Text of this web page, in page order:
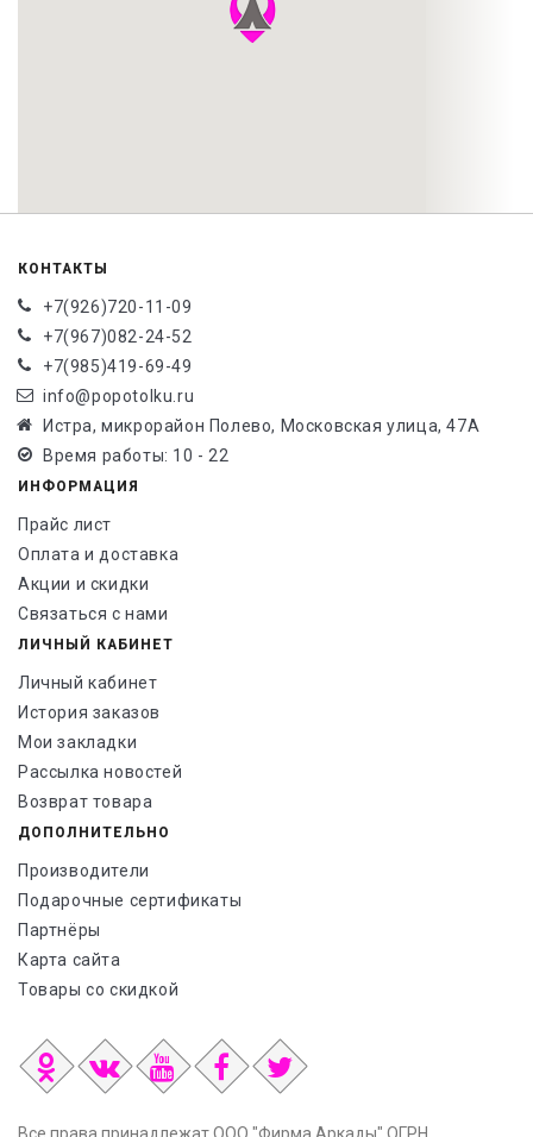
КОНТАКТЫ
+7(926)720-11-09
+7(967)082-24-52
+7(985)419-69-49
info@popotolku.ru
Истра, микрорайон Полево, Московская улица, 47А
Время работы: 10 - 22
ИНФОРМАЦИЯ
Прайс лист
Оплата и доставка
Акции и скидки
Связаться с нами
ЛИЧНЫЙ КАБИНЕТ
Личный кабинет
История заказов
Мои закладки
Рассылка новостей
Возврат товара
ДОПОЛНИТЕЛЬНО
Производители
Подарочные сертификаты
Партнёры
Карта сайта
Товары со скидкой